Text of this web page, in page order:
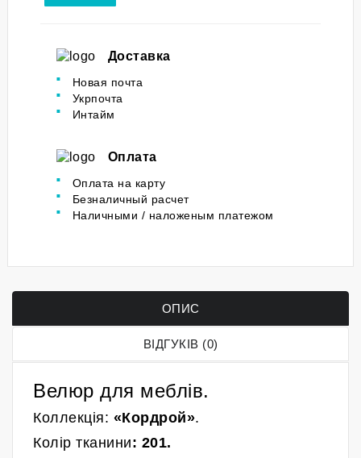
Доставка
Новая почта
Укрпочта
Интайм
Оплата
Оплата на карту
Безналичный расчет
Наличными / наложеным платежом
ОПИС
ВІДГУКІВ (0)
Велюр для меблів.
Коллекція: «Кордрой».
Колір тканини: 201.